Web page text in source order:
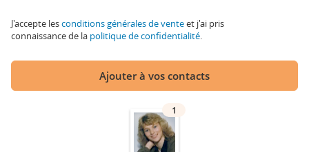
J'accepte lesconditions générales de venteet j'ai pris
connaissance de la politique de confidentialité.
Ajouter à vos contacts
1